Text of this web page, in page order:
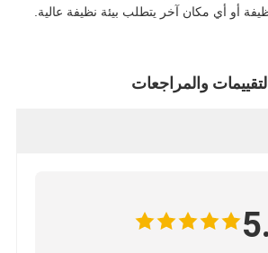
أو أي مكان آخر يتطلب بيئة نظيفة عالية.
التقييمات والمراجعات